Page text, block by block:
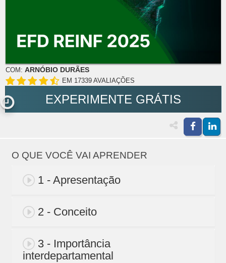
COM: ARNÓBIO DURÃES
EM 17339 AVALIAÇÕES
EXPERIMENTE GRÁTIS
O QUE VOCÊ VAI APRENDER
1 - Apresentação
2 - Conceito
3 - Importância
interdepartamental